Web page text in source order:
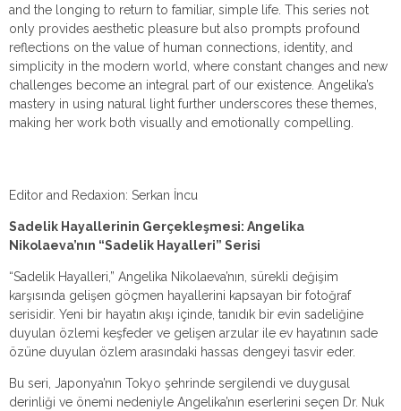
and the longing to return to familiar, simple life. This series not
only provides aesthetic pleasure but also prompts profound
reflections on the value of human connections, identity, and
simplicity in the modern world, where constant changes and new
challenges become an integral part of our existence. Angelika’s
mastery in using natural light further underscores these themes,
making her work both visually and emotionally compelling.
Editor and Redaxion: Serkan İncu
Sadelik Hayallerinin Gerçekleşmesi: Angelika
Nikolaeva’nın “Sadelik Hayalleri” Serisi
“Sadelik Hayalleri,” Angelika Nikolaeva’nın, sürekli değişim
karşısında gelişen göçmen hayallerini kapsayan bir fotoğraf
serisidir. Yeni bir hayatın akışı içinde, tanıdık bir evin sadeliğine
duyulan özlemi keşfeder ve gelişen arzular ile ev hayatının sade
özüne duyulan özlem arasındaki hassas dengeyi tasvir eder.
Bu seri, Japonya’nın Tokyo şehrinde sergilendi ve duygusal
derinliği ve önemi nedeniyle Angelika’nın eserlerini seçen Dr. Nuk